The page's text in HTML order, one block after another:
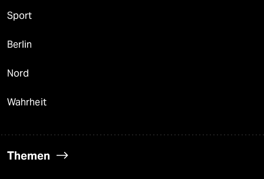
Sport
Berlin
Nord
Wahrheit
Themen